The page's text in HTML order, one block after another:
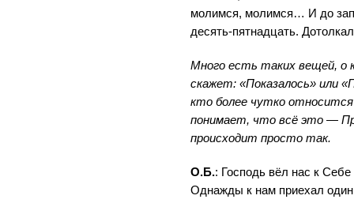
молимся, молимся… И до
десять-пятнадцать.
Много есть таких вещей, о
скажет: «Показалось» или
кто более чутко относится
понимает, что всё это —
происходит просто так.
О.Б.: Господь вёл нас к
Однажды к нам приехал